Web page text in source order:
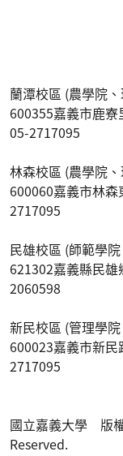
蘭潭校區 (農學院
600355嘉義市鹿寮
05-2717095
林森校區 (農學院
600060嘉義市林森
2717095
民雄校區 (師範學
621302嘉義縣民雄
2060598
新民校區 (管理學
600023嘉義市新民
2717095
國立嘉義大學 版
Reserved.